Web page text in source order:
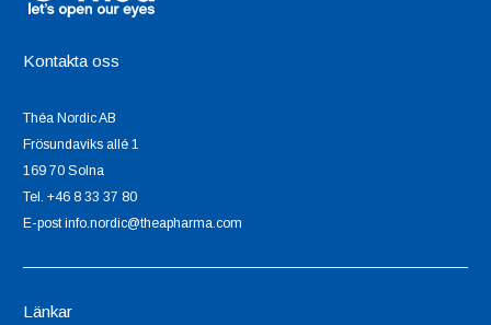
Kontakta oss
Théa Nordic AB
Frösundaviks allé 1
169 70 Solna
Tel. +46 8 33 37 80
E-post info.nordic@theapharma.com
Länkar